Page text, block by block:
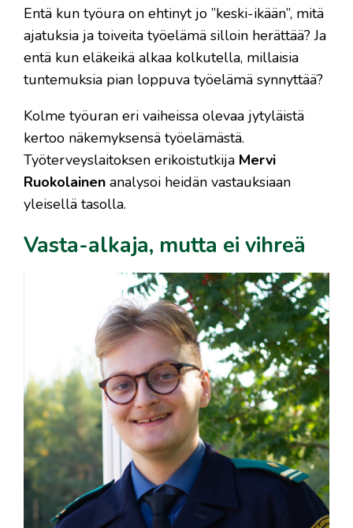
Entä kun työura on ehtinyt jo ”keski-ikään”, mitä
ajatuksia ja toiveita työelämä silloin herättää? Ja
entä kun eläkeikä alkaa kolkutella, millaisia
tuntemuksia pian loppuva työelämä synnyttää?
Kolme työuran eri vaiheissa olevaa jytyläistä
kertoo näkemyksensä työelämästä.
Työterveyslaitoksen erikoistutkija Mervi
Ruokolainen analysoi heidän vastauksiaan
yleisellä tasolla.
Vasta-alkaja, mutta ei vihreä